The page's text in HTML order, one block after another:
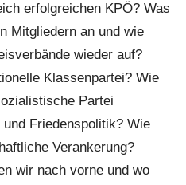
erfolgreichen KPÖ? Was
Mitgliedern an und wie
wieder auf?
Klassenpartei? Wie
Partei
Friedenspolitik? Wie
Verankerung?
wir nach vorne und wo